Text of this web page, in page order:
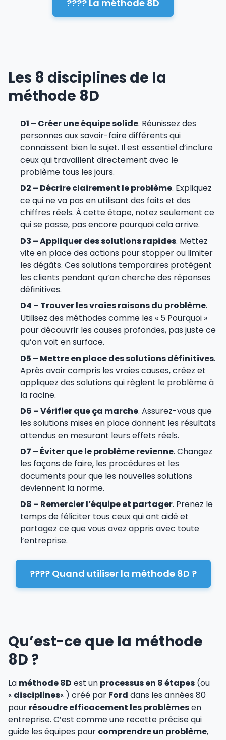
???? La méthode 8D
Les 8 disciplines de la
méthode 8D
D1 – Créer une équipe solide. Réunissez des
personnes aux savoir-faire différents qui
connaissent bien le sujet. Il est essentiel d’inclure
ceux qui travaillent directement avec le
problème tous les jours.
D2 – Décrire clairement le problème. Expliquez
ce qui ne va pas en utilisant des faits et des
chiffres réels. À cette étape, notez seulement ce
qui se passe, pas encore pourquoi cela arrive.
D3 – Appliquer des solutions rapides. Mettez
vite en place des actions pour stopper ou limiter
les dégâts. Ces solutions temporaires protègent
les clients pendant qu’on cherche des réponses
définitives.
D4 – Trouver les vraies raisons du problème.
Utilisez des méthodes comme les « 5 Pourquoi »
pour découvrir les causes profondes, pas juste ce
qu’on voit en surface.
D5 – Mettre en place des solutions définitives.
Après avoir compris les vraies causes, créez et
appliquez des solutions qui règlent le problème à
la racine.
D6 – Vérifier que ça marche. Assurez-vous que
les solutions mises en place donnent les résultats
attendus en mesurant leurs effets réels.
D7 – Éviter que le problème revienne. Changez
les façons de faire, les procédures et les
documents pour que les nouvelles solutions
deviennent la norme.
D8 – Remercier l’équipe et partager. Prenez le
temps de féliciter tous ceux qui ont aidé et
partagez ce que vous avez appris avec toute
l’entreprise.
???? Quand utiliser la méthode 8D ?
Qu’est-ce que la méthode
8D ?
La méthode 8D est un processus en 8 étapes (ou
« disciplines« ) créé par Ford dans les années 80
pour résoudre efficacement les problèmesen
entreprise. C’est comme une recette précise qui
guide les équipes pour comprendre un problème,